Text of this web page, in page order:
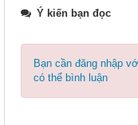
Ý kiến bạn đọc
Bạn cần đăng nhập
có thể bình luận